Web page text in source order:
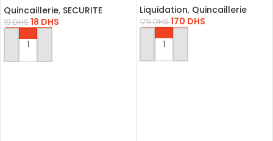
Clip
Quincaillerie, SECURITE
19DHS18 DHS
AJOUTER AU PANIER
Liquidation, Quincaillerie
175DHS170 DHS
AJOUTER AU PANIER